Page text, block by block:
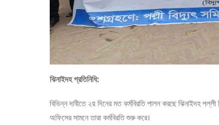
ঝিনাইদহ প্রতিনিধি:
বিভিন্ন দাবীতে ২য় দিনের মত কর্মবিরতি পালন করছে ঝিনাইদহ পল্লী
অফিসের সামনে তারা কর্মবিরতি শুরু করে।